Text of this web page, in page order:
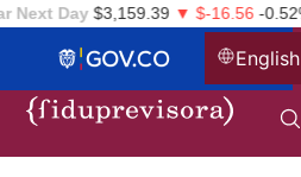
Day $3,159.39 ▼ $-16.56-0.52%
English